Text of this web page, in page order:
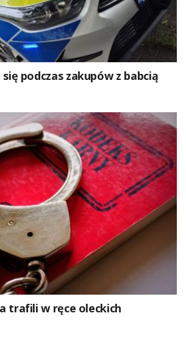
podczas zakupów z babcią
trafili w ręce oleckich